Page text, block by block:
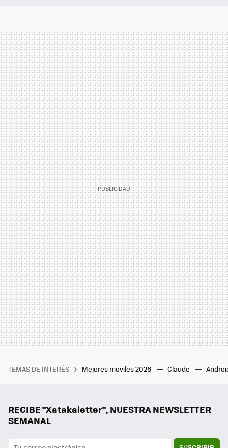
TEMAS DE INTERÉS Mejores moviles 2026 Claude
RECIBE "Xatakaletter", NUESTRA NEWSLETTER
SEMANAL